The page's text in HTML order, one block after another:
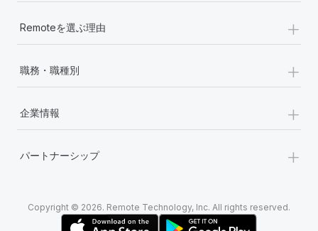
Remoteを選ぶ理由 +
職務・職種別 +
企業情報 +
パートナーシップ +
Copyright © 2026. Remote Technology, Inc. All rights reserved.